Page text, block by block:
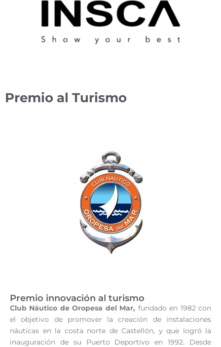
Premio al Turismo
Premio innovación al turismo
Club Náutico de Oropesa del Mar, fundado en 1982 con
el objetivo de promover la creación de instalaciones
náuticas en la costa norte de Castellón, y que logró la
inauguración de su Puerto Deportivo en 1992. Desde